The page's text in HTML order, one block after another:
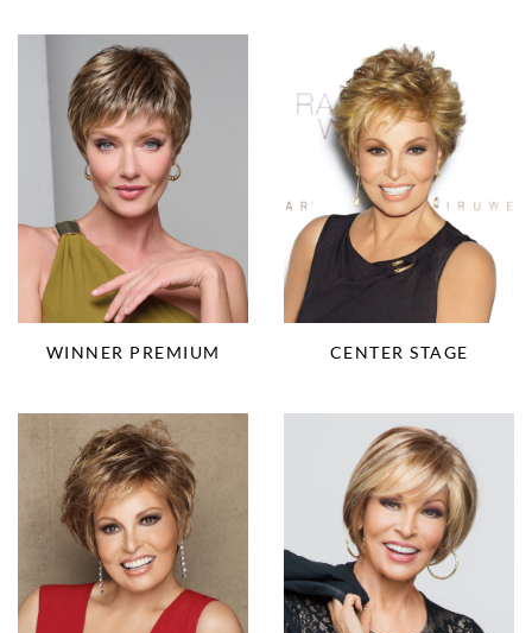
WINNER PREMIUM CENTER STAGE